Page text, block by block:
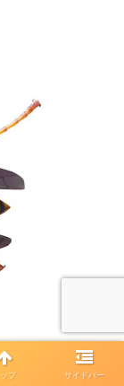
ップ サイドバー